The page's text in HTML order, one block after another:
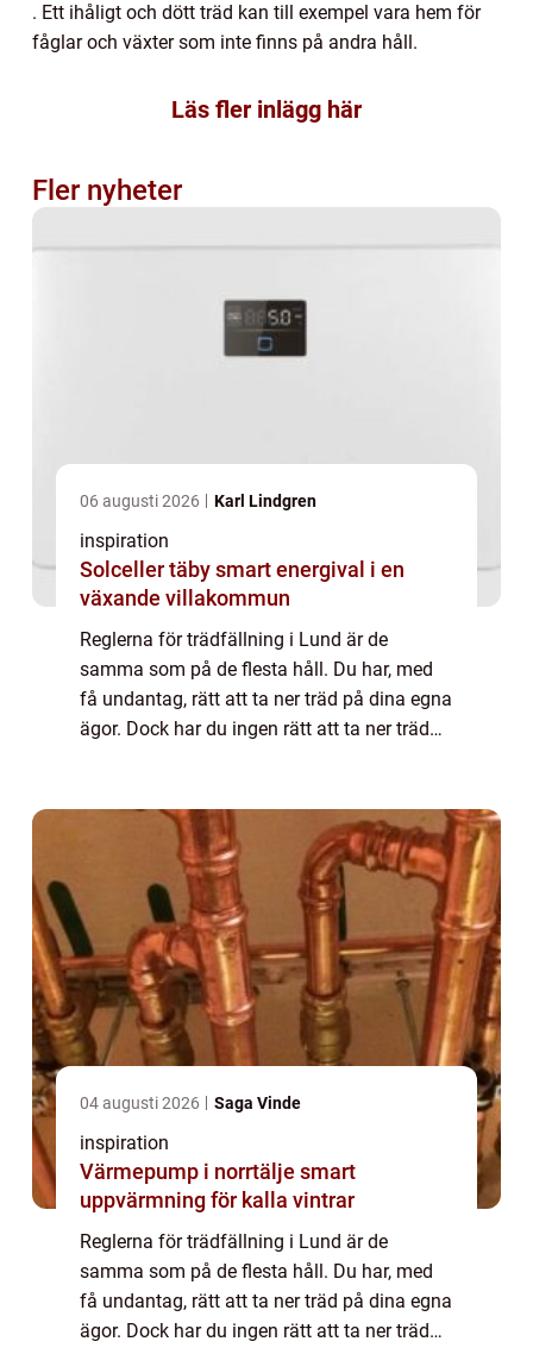
. Ett ihåligt och dött träd kan till exempel vara hem för
fåglar och växter som inte finns på andra håll.
Läs fler inlägg här
Fler nyheter
06 augusti 2026 Karl Lindgren
inspiration
Solceller täby smart energival i en
växande villakommun
Reglerna för trädfällning i Lund är de
samma som på de flesta håll. Du har, med
få undantag, rätt att ta ner träd på dina egna
ägor. Dock har du ingen rätt att ta ner träd
04 augusti 2026 Saga Vinde
inspiration
Värmepump i norrtälje smart
uppvärmning för kalla vintrar
Reglerna för trädfällning i Lund är de
samma som på de flesta håll. Du har, med
få undantag, rätt att ta ner träd på dina egna
ägor. Dock har du ingen rätt att ta ner träd